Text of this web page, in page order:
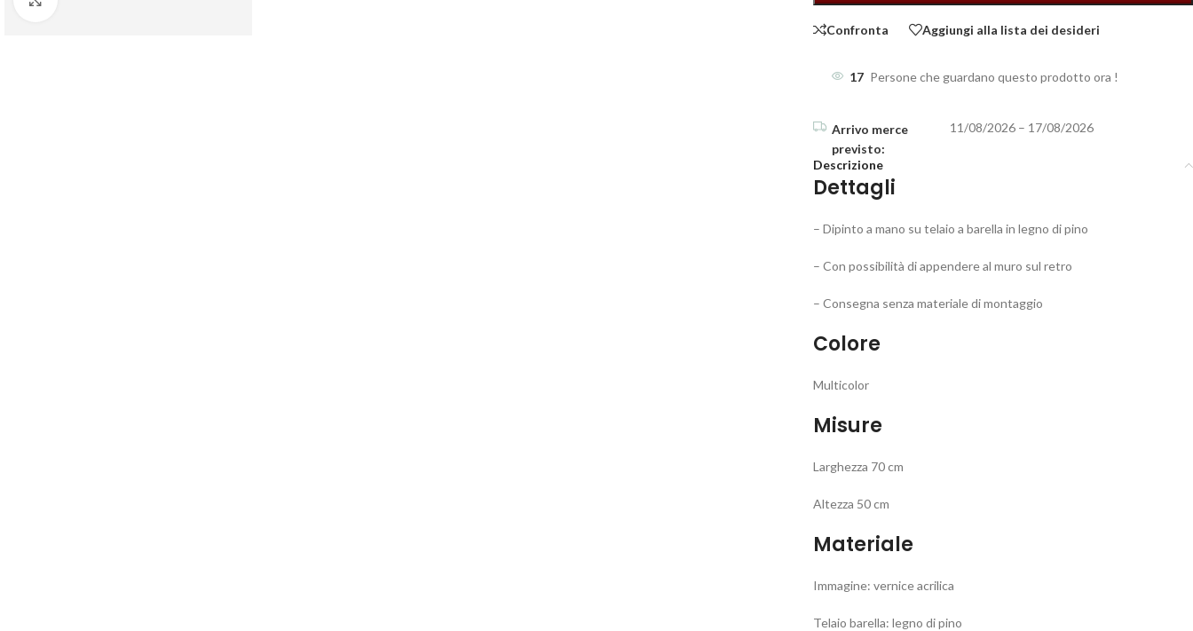
Confronta Aggiungi alla lista dei desideri
17 Persone che guardano questo prodotto ora !
11/08/2026 – 17/08/2026
Descrizione
Dettagli
– Dipinto a mano su telaio a barella in legno di pino
– Con possibilità di appendere al muro sul retro
– Consegna senza materiale di montaggio
Colore
Multicolor
Misure
Larghezza 70 cm
Altezza 50 cm
Materiale
Immagine: vernice acrilica
Telaio barella: legno di pino